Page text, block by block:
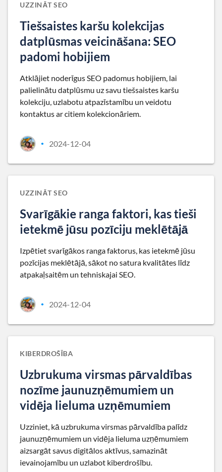
UZZINĀT SEO
Tiešsaistes karšu kolekcijas
datplūsmas veicināšana: SEO
padomi hobijiem
Atklājiet noderīgus SEO padomus hobijiem, lai
palielinātu datplūsmu uz savu tiešsaistes karšu
kolekciju, uzlabotu atpazīstamību un veidotu
kontaktus ar citiem kolekcionāriem.
• 2024-12-04
UZZINĀT SEO
Svarīgākie ranga faktori, kas tieši
ietekmē jūsu pozīciju meklētājā
Izpētiet svarīgākos ranga faktorus, kas ietekmē jūsu
pozīcijas meklētājā, sākot no satura kvalitātes līdz
atpakaļsaitēm un tehniskajai SEO.
• 2024-12-04
KIBERDROŠĪBA
Uzbrukuma virsmas pārvaldības
nozīme jaunuzņēmumiem un
vidēja lieluma uzņēmumiem
Uzziniet, kā uzbrukuma virsmas pārvaldība palīdz
jaunuzņēmumiem un vidēja lieluma uzņēmumiem
aizsargāt savus digitālos aktīvus, samazināt
ievainojamību un uzlabot kiberdrošību.